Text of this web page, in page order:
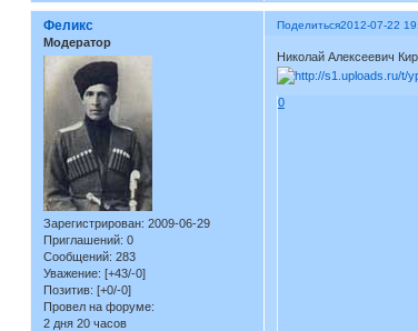
Поделиться2012-07-22
Феликс
Модератор
Зарегистрирован: 2009-06-29
Приглашений: 0
Сообщений: 283
Уважение: [+43/-0]
Позитив: [+0/-0]
Провел на форуме:
2 дня 20 часов
Николай Алексеевич
0